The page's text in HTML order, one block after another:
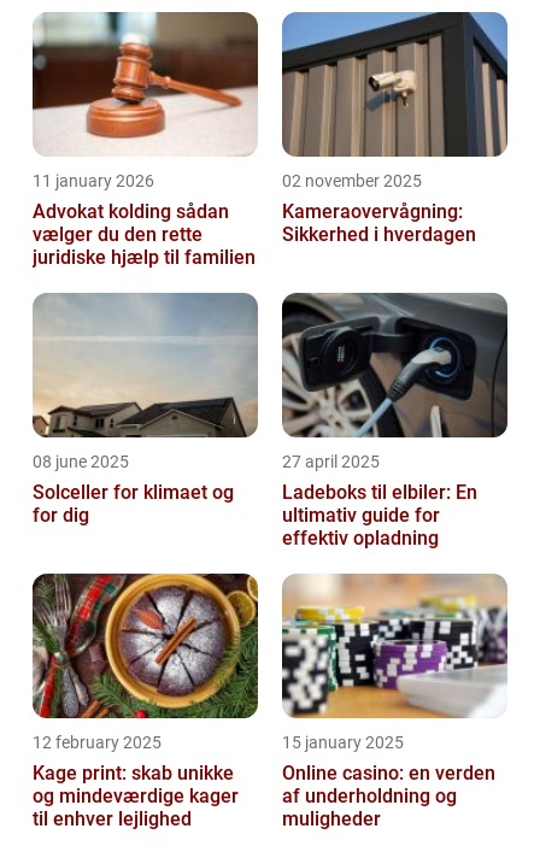
11 january 2026
Advokat kolding sådan
vælger du den rette
juridiske hjælp til familien
02 november 2025
Kameraovervågning:
Sikkerhed i hverdagen
08 june 2025
Solceller for klimaet og
for dig
27 april 2025
Ladeboks til elbiler: En
ultimativ guide for
effektiv opladning
12 february 2025
Kage print: skab unikke
og mindeværdige kager
til enhver lejlighed
15 january 2025
Online casino: en verden
af underholdning og
muligheder